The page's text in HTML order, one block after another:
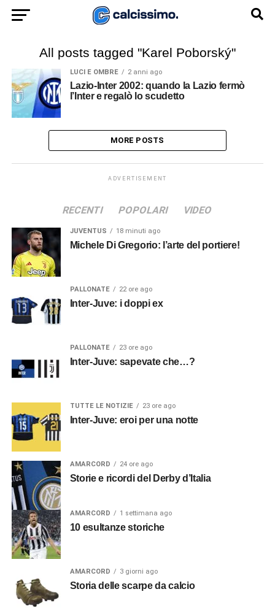
All posts tagged "Karel Poborský"
LUCI E OMBRE 2 anni ago
Lazio-Inter 2002: quando la Lazio fermò
l’Inter e regalò lo scudetto
MORE POSTS
ADVERTISEMENT
RECENTI POPOLARI VIDEO
JUVENTUS 18 minuti ago
Michele Di Gregorio: l’arte del portiere!
PALLONATE 22 ore ago
Inter-Juve: i doppi ex
PALLONATE 23 ore ago
Inter-Juve: sapevate che…?
TUTTE LE NOTIZIE 23 ore ago
Inter-Juve: eroi per una notte
AMARCORD 24 ore ago
Storie e ricordi del Derby d’Italia
AMARCORD 1 settimana ago
10 esultanze storiche
AMARCORD 3 giorni ago
Storia delle scarpe da calcio